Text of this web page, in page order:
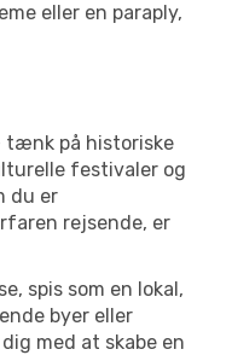
eller en paraply,
tænk på historiske
festivaler og
du er
rejsende, er
spis som en lokal,
byer eller
med at skabe en